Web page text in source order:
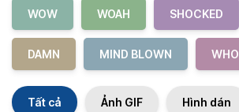
WOW WOAH SHOCKED
DAMN MIND BLOWN WHO
Tất cả Ảnh GIF Hình dán